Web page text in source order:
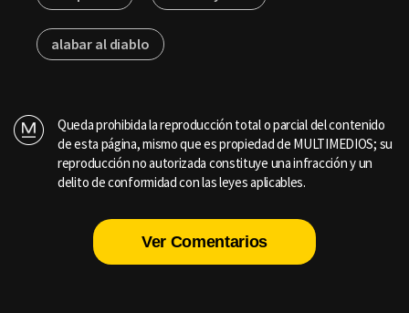
alabar al diablo
Queda prohibida la reproducción total o parcial del contenido
de esta página, mismo que es propiedad de MULTIMEDIOS; su
reproducción no autorizada constituye una infracción y un
delito de conformidad con las leyes aplicables.
Ver Comentarios